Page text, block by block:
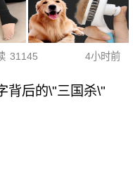
31145 4小时前
背后的\"三国杀\"